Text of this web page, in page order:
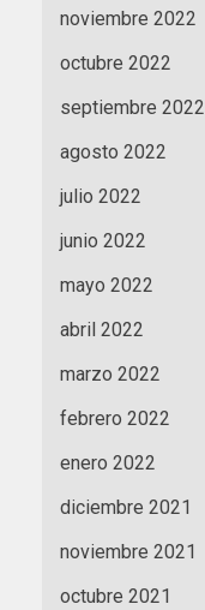
noviembre 2022
octubre 2022
septiembre 2022
agosto 2022
julio 2022
junio 2022
mayo 2022
abril 2022
marzo 2022
febrero 2022
enero 2022
diciembre 2021
noviembre 2021
octubre 2021